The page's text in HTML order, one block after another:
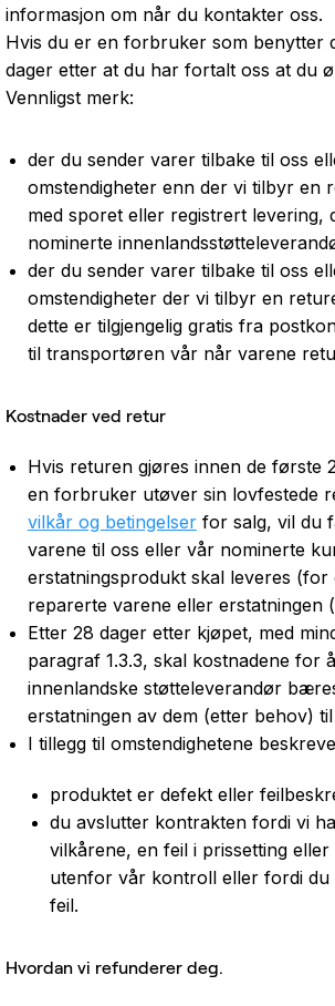
informasjon om når du kontakter oss.
Hvis du er en forbruker som benytter
dager etter at du har fortalt oss at du
Vennligst merk:
der du sender varer tilbake til oss
omstendigheter enn der vi tilbyr en
med sporet eller registrert
nominerte
der du sender varer tilbake til oss
omstendigheter der vi tilbyr en
dette er tilgjengelig gratis fra
til transportøren vår når varene
Kostnader ved retur
Hvis returen gjøres innen de første
en forbruker utøver sin lovfestede
vilkår og betingelserfor salg, vil du
varene til oss eller vår nominerte
erstatningsprodukt skal leveres
reparerte varene eller erstatningen
Etter 28 dager etter kjøpet, med
paragraf 1.3.3, skal kostnadene for
innenlandske støtteleverandør
erstatningen av dem (etter behov)
I tillegg til omstendighetene
produktet er defekt eller
du avslutter kontrakten fordi vi
vilkårene, en feil i prissetting
utenfor vår kontroll eller fordi du
feil.
Hvordan vi refunderer deg.